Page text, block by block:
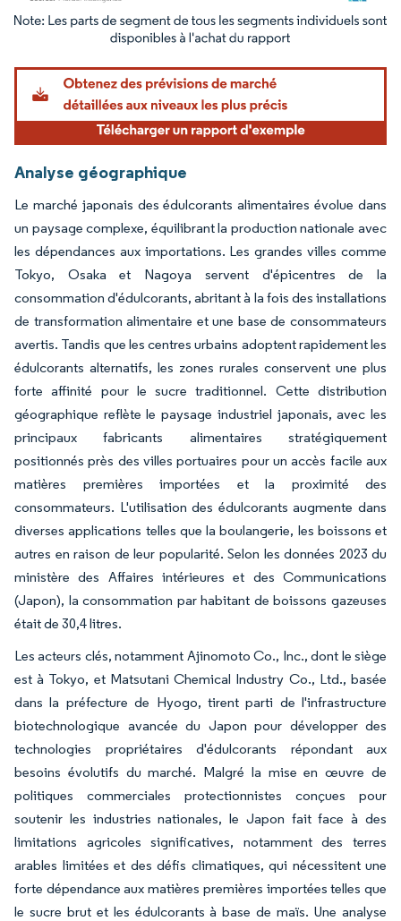
Image © Mordor Intelligence. La réutilisation nécessite une attribution sous CC BY
Analyse géographique
Le marché japonais des édulcorants alimentaires évolue dans
un paysage complexe, équilibrant la production nationale avec
les dépendances aux importations. Les grandes villes comme
Tokyo, Osaka et Nagoya servent d'épicentres de la
consommation d'édulcorants, abritant à la fois des installations
de transformation alimentaire et une base de consommateurs
avertis. Tandis que les centres urbains adoptent rapidement les
édulcorants alternatifs, les zones rurales conservent une plus
forte affinité pour le sucre traditionnel. Cette distribution
géographique reflète le paysage industriel japonais, avec les
principaux fabricants alimentaires stratégiquement
positionnés près des villes portuaires pour un accès facile aux
matières premières importées et la proximité des
consommateurs. L'utilisation des édulcorants augmente dans
diverses applications telles que la boulangerie, les boissons et
autres en raison de leur popularité. Selon les données 2023 du
ministère des Affaires intérieures et des Communications
(Japon), la consommation par habitant de boissons gazeuses
était de 30,4 litres.
Les acteurs clés, notamment Ajinomoto Co., Inc., dont le siège
est à Tokyo, et Matsutani Chemical Industry Co., Ltd., basée
dans la préfecture de Hyogo, tirent parti de l'infrastructure
biotechnologique avancée du Japon pour développer des
technologies propriétaires d'édulcorants répondant aux
besoins évolutifs du marché. Malgré la mise en œuvre de
politiques commerciales protectionnistes conçues pour
soutenir les industries nationales, le Japon fait face à des
limitations agricoles significatives, notamment des terres
arables limitées et des défis climatiques, qui nécessitent une
forte dépendance aux matières premières importées telles que
le sucre brut et les édulcorants à base de maïs. Une analyse